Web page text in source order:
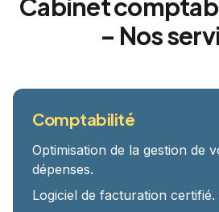
Cabinet
– Nos
Comptabilité
Optimisation de la gestion de
dépenses.
Logiciel de facturation certifié.